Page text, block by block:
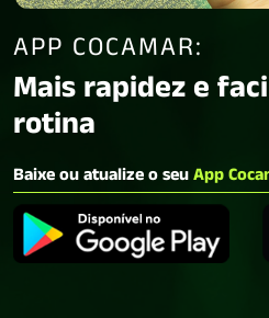
APP COCAMAR:
Mais rapidez e
rotina
Baixe ou atualize o seuApp